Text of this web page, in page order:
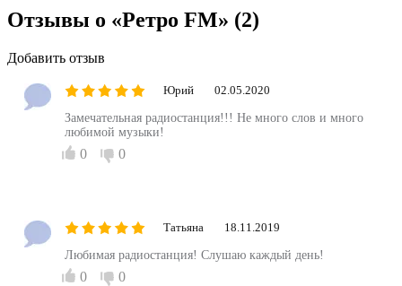
Отзывы о «Ретро FM» (2)
Добавить отзыв
Юрий 02.05.2020
Замечательная радиостанция!!! Не много слов и много
любимой музыки!
0 0
Татьяна 18.11.2019
Любимая радиостанция! Слушаю каждый день!
0 0